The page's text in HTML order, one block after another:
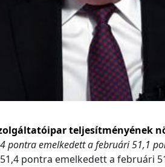
teljesítményének
pontra emelkedett a februári 51,1
pontra emelkedett a februári